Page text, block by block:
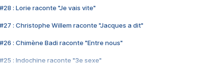
#28 : Lorie raconte "Je vais vite"
#27 : Christophe Willem raconte "Jacques a dit"
#26 : Chimène Badi raconte "Entre nous"
#25 : Indochine raconte "3e sexe"